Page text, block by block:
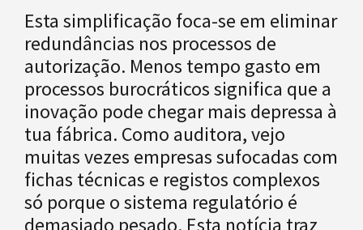
Esta simplificação foca-se em eliminar
redundâncias nos processos de
autorização. Menos tempo gasto em
processos burocráticos significa que a
inovação pode chegar mais depressa à
tua fábrica. Como auditora, vejo
muitas vezes empresas sufocadas com
fichas técnicas e registos complexos
só porque o sistema regulatório é
demasiado pesado. Esta notícia traz